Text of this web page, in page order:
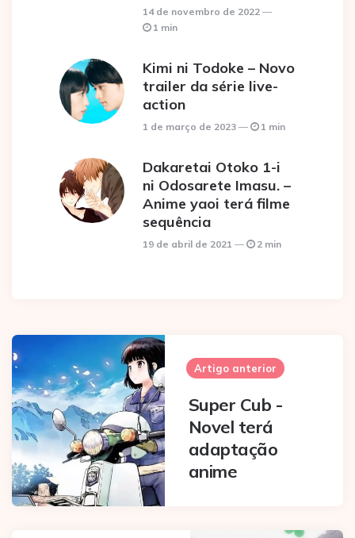
14 de novembro de 2022
1 min
Kimi ni Todoke – Novo
trailer da série live-
action
1 de março de 2023 1 min
Dakaretai Otoko 1-i
ni Odosarete Imasu. –
Anime yaoi terá filme
sequência
19 de abril de 2021 2 min
Post
navigation
Artigo anterior
Super Cub -
Novel terá
adaptação
anime